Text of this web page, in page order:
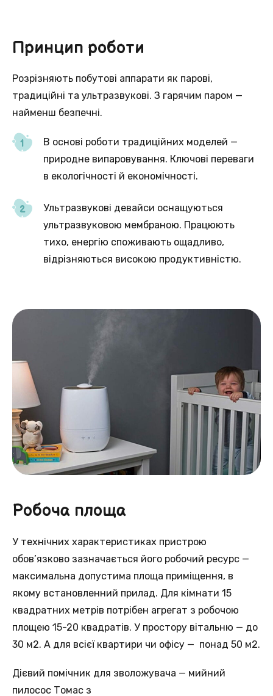
Принцип роботи
Розрізняють побутові аппарати як парові,
традиційні та ультразвукові. З гарячим паром —
найменш безпечні.
В основі роботи традиційних моделей —
природне випаровування. Ключові переваги
в екологічності й економічності.
Ультразвукові девайси оснащуються
ультразвуковою мембраною. Працюють
тихо, енергію споживають ощадливо,
відрізняються високою продуктивністю.
Робоча площа
У технічних характеристиках пристрою
обов’язково зазначається його робочий ресурс —
максимальна допустима площа приміщення, в
якому встановленний прилад. Для кімнати 15
квадратних метрів потрібен агрегат з робочою
площею 15-20 квадратів. У простору вітальню — до
30 м2. А для всієї квартири чи офісу — понад 50 м2.
Дієвий помічник для зволожувача — мийний
пилосос Томас з